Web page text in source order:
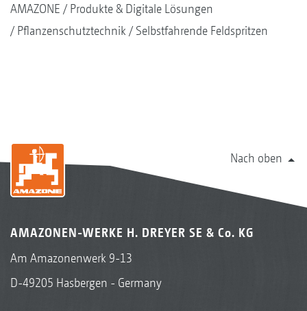
AMAZONE
Produkte & Digitale Lösungen
Pflanzenschutztechnik
Selbstfahrende Feldspritzen
Nach oben
AMAZONEN-WERKE H. DREYER SE & Co. KG
Am Amazonenwerk 9-13
D-49205 Hasbergen - Germany